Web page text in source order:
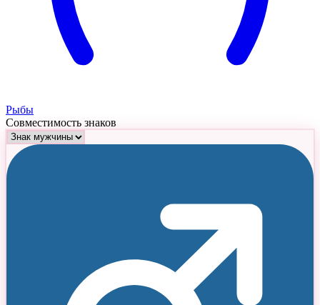
Рыбы
Совместимость знаков